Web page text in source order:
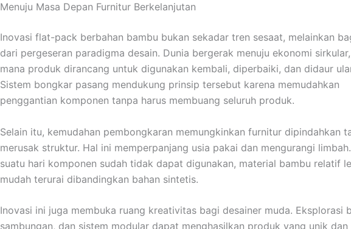
Menuju Masa Depan Furnitur Berkelanjutan
Inovasi flat-pack berbahan bambu bukan sekadar tren sesaat, melainkan
dari pergeseran paradigma desain. Dunia bergerak menuju ekonomi
mana produk dirancang untuk digunakan kembali, diperbaiki, dan didaur
Sistem bongkar pasang mendukung prinsip tersebut karena memudahkan
penggantian komponen tanpa harus membuang seluruh produk.
Selain itu, kemudahan pembongkaran memungkinkan furnitur dipindahkan
merusak struktur. Hal ini memperpanjang usia pakai dan mengurangi
suatu hari komponen sudah tidak dapat digunakan, material bambu relatif
mudah terurai dibandingkan bahan sintetis.
Inovasi ini juga membuka ruang kreativitas bagi desainer muda. Eksplorasi
sambungan, dan sistem modular dapat menghasilkan produk yang unik dan